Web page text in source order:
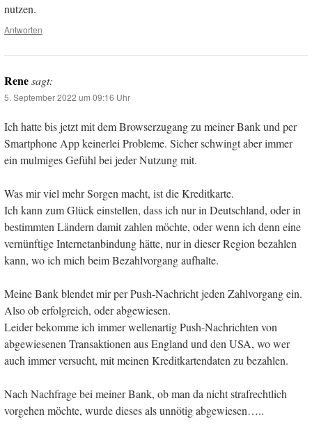
nutzen.
Antworten
Renesagt:
5. September 2022 um 09:16 Uhr
Ich hatte bis jetzt mit dem Browserzugang zu meiner Bank und per
Smartphone App keinerlei Probleme. Sicher schwingt aber immer
ein mulmiges Gefühl bei jeder Nutzung mit.
Was mir viel mehr Sorgen macht, ist die Kreditkarte.
Ich kann zum Glück einstellen, dass ich nur in Deutschland, oder in
bestimmten Ländern damit zahlen möchte, oder wenn ich denn eine
vernünftige Internetanbindung hätte, nur in dieser Region bezahlen
kann, wo ich mich beim Bezahlvorgang aufhalte.
Meine Bank blendet mir per Push-Nachricht jeden Zahlvorgang ein.
Also ob erfolgreich, oder abgewiesen.
Leider bekomme ich immer wellenartig Push-Nachrichten von
abgewiesenen Transaktionen aus England und den USA, wo wer
auch immer versucht, mit meinen Kreditkartendaten zu bezahlen.
Nach Nachfrage bei meiner Bank, ob man da nicht strafrechtlich
vorgehen möchte, wurde dieses als unnötig abgewiesen…..